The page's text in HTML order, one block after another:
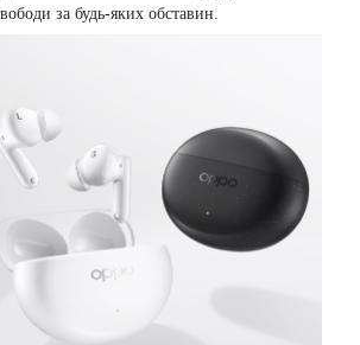
за будь-яких обставин.